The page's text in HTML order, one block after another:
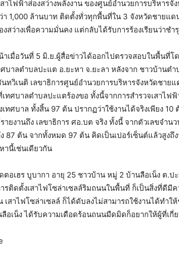
สาไฟฟ้าส่องสว่างพลังงาน ของศูนย์อำนวยการบริหาร
1,000 ล้านบาท ติดตั้งทั่วทุกพื้นที่ใน 3 จังหวัดชายแด
งสว่างเพื่อความมั่นคง แต่กลับได้รับการร้องเรียนว่าช
เมื่อวันที่ 5 มิ.ย.ผู้สื่อข่าวได้ออกไปตรวจสอบในพื้นที่โ
บาลตำบลปะแต อ.ยะหา จ.ยะลา หลังจาก ชาวบ้านต
ทวิเนติ เลขาธิการศูนย์อำนวยการบริหารจังหวัดชาย
ทศบาลตำบลปะแตร้องขอ ทั้งนี้จากการสำรวจเสาไ
ทศบาล ทั้งสิ้น 97 ต้น ปรากฏว่าใช้งานได้จริงเพียง
ายงานถึง เลขาธิการ ศอ.บต จริง ทั้งนี้ จากตัวเลขจำ
87 ต้น จากทั้งหมด 97 ต้น คิดเป็นเปอร์เซ็นต์แล้วสูง
นี้เช่นเดียวกัน
อเฮร บูบากา อายุ 25 ชาวบ้าน หมู่ 2 บ้านลือเน็ง ต.ป
รติดตั้งเสาไฟโซล่าเซลล์ริมถนนในพื้นที่ ก็เป็นสิ่งที่ดีมี
เสาไฟโซล่าเซลล์ ก็ได้ดับลงไม่สามารถใช้งานได้ทำ
อเน็ง ได้รับความเดือดร้อนถนนมืดมิดก็อยากให้ผู้ที่เกี่